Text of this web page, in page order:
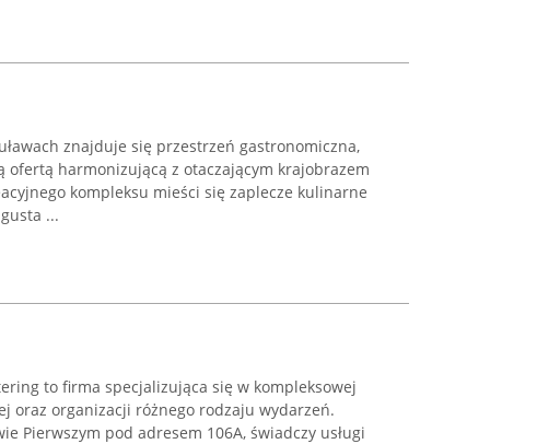
znajduje się przestrzeń gastronomiczna,
ofertą harmonizującą z otaczającym krajobrazem
kompleksu mieści się zaplecze kulinarne
...
to firma specjalizująca się w kompleksowej
oraz organizacji różnego rodzaju wydarzeń.
Pierwszym pod adresem 106A, świadczy usługi